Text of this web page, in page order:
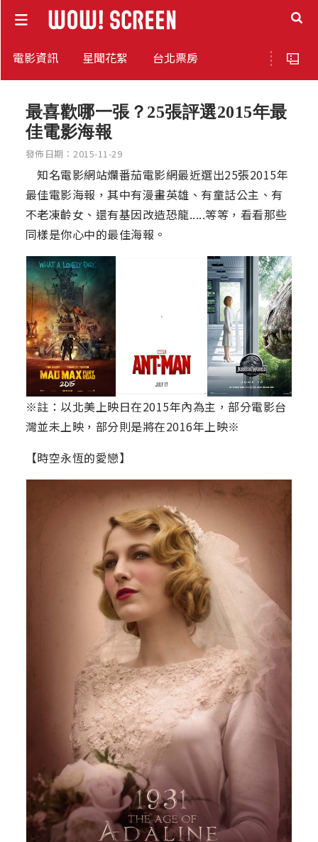
電影資訊 星聞花絮 台北票房
最喜歡哪一張？25張評選2015年最
佳電影海報
發佈日期：2015-11-29
知名電影網站爛番茄電影網最近選出25張2015年
最佳電影海報，其中有漫畫英雄、有童話公主、有
不老凍齡女、還有基因改造恐龍.....等等，看看那些
同樣是你心中的最佳海報。
※註：以北美上映日在2015年內為主，部分電影台
灣並未上映，部分則是將在2016年上映※
【時空永恆的愛戀】